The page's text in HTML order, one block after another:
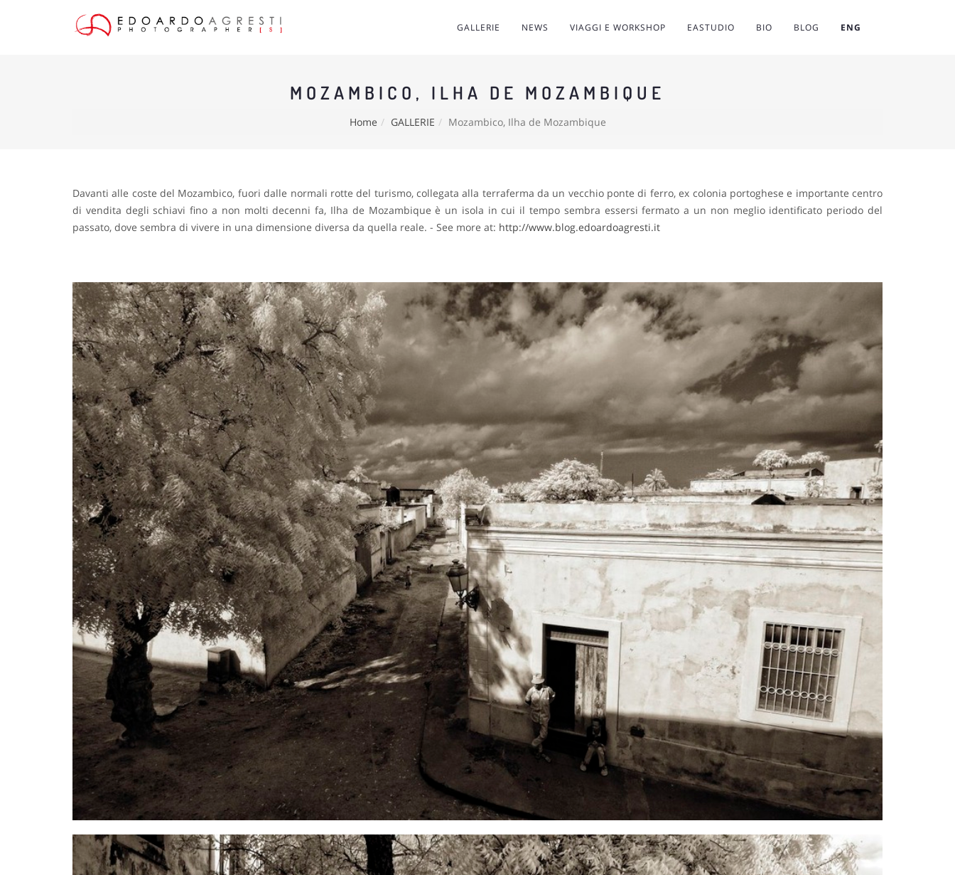
GALLERIE NEWS VIAGGI E WORKSHOP EASTUDIO BIO BLOG ENG
MOZAMBICO, ILHA DE MOZAMBIQUE
Home GALLERIE Mozambico, Ilha de Mozambique
Davanti alle coste del Mozambico, fuori dalle normali rotte del turismo, collegata alla terraferma da un vecchio ponte di ferro, ex colonia portoghese e importante centro
di vendita degli schiavi fino a non molti decenni fa, Ilha de Mozambique è un isola in cui il tempo sembra essersi fermato a un non meglio identificato periodo del
passato, dove sembra di vivere in una dimensione diversa da quella reale. - See more at: http://www.blog.edoardoagresti.it